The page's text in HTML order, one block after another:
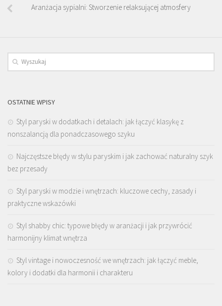
Aranżacja sypialni: Stworzenie relaksującej atmosfery
OSTATNIE WPISY
Styl paryski w dodatkach i detalach: jak łączyć klasykę z
nonszalancją dla ponadczasowego szyku
Najczęstsze błędy w stylu paryskim i jak zachować naturalny szyk
bez przesady
Styl paryski w modzie i wnętrzach: kluczowe cechy, zasady i
praktyczne wskazówki
Styl shabby chic: typowe błędy w aranżacji i jak przywrócić
harmonijny klimat wnętrza
Styl vintage i nowoczesność we wnętrzach: jak łączyć meble,
kolory i dodatki dla harmonii i charakteru